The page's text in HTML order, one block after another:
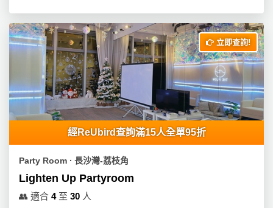
立即查詢!
經ReUbird查詢滿15人全單95折
Party Room ∙ 長沙灣-荔枝角
Lighten Up Partyroom
👥 適合 4至 30 人